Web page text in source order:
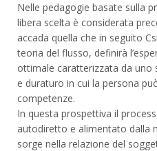
Nelle pedagogie basate sulla
libera scelta è considerata
accada quella che in seguito
teoria del flusso, definirà
ottimale caratterizzata da uno
e duraturo in cui la persona
competenze.
In questa prospettiva il
autodiretto e alimentato dalla
sorge nella relazione del